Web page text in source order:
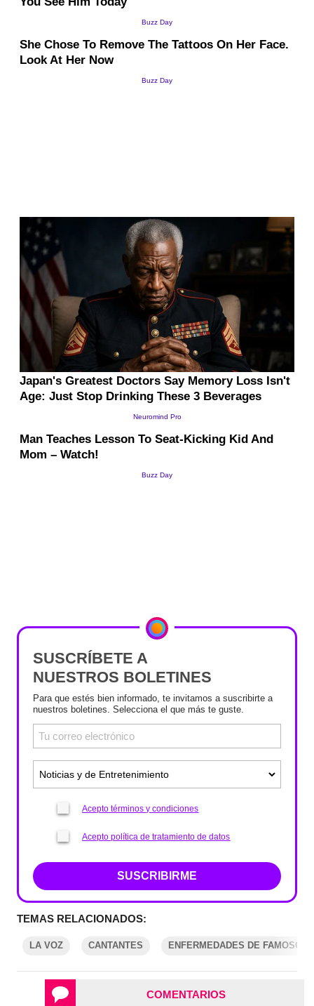
SUSCRÍBETE A
NUESTROS BOLETINES
Para que estés bien informado, te invitamos a suscribirte a
nuestros boletines. Selecciona el que más te guste.
Acepto términos y condiciones
Acepto política de tratamiento de datos
SUSCRIBIRME
TEMAS RELACIONADOS:
LA VOZ CANTANTES ENFERMEDADES DE FAMOSOS
COMENTARIOS